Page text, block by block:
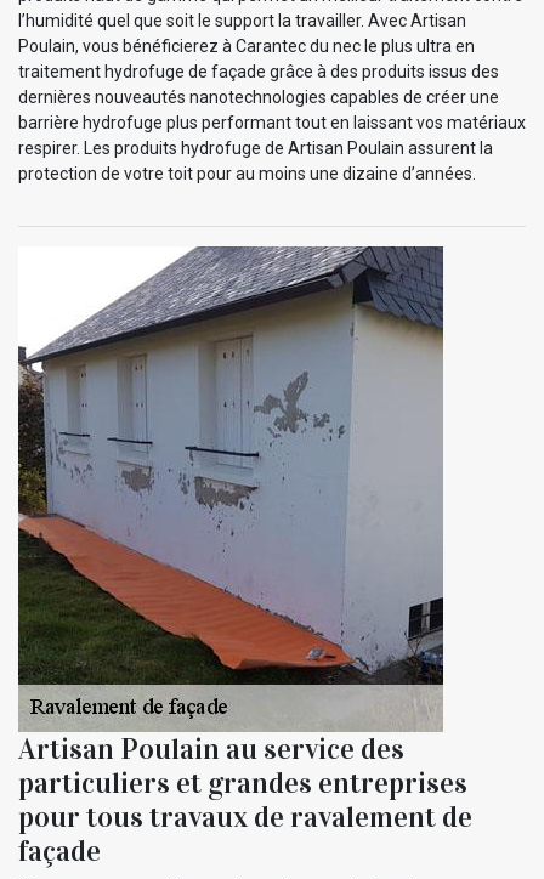
l’humidité quel que soit le support la travailler. Avec Artisan
Poulain, vous bénéficierez à Carantec du nec le plus ultra en
traitement hydrofuge de façade grâce à des produits issus des
dernières nouveautés nanotechnologies capables de créer une
barrière hydrofuge plus performant tout en laissant vos matériaux
respirer. Les produits hydrofuge de Artisan Poulain assurent la
protection de votre toit pour au moins une dizaine d’années.
Artisan Poulain au service des
particuliers et grandes entreprises
pour tous travaux de ravalement de
façade